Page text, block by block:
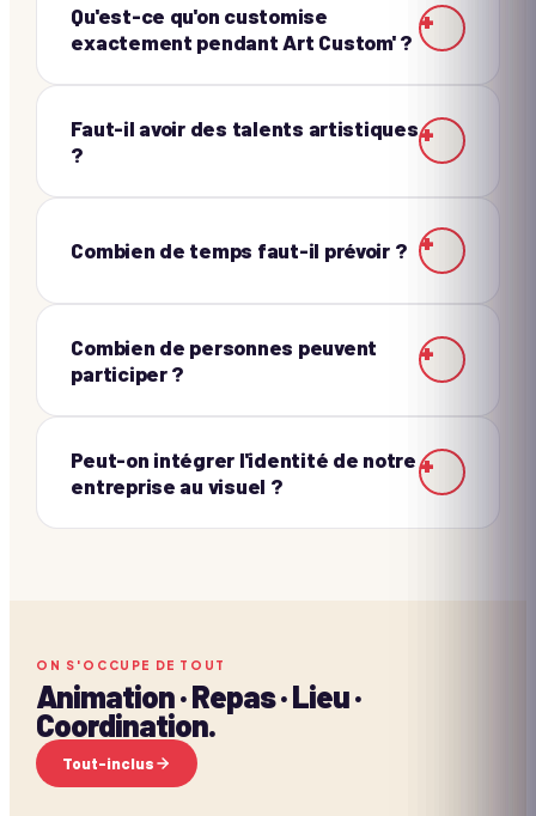
Qu'est-ce qu'on customise
exactement pendant Art Custom' ?
+
Faut-il avoir des talents artistiques
?
+
Combien de temps faut-il prévoir ? +
Combien de personnes peuvent
participer ?
+
Peut-on intégrer l'identité de notre
entreprise au visuel ?
+
ON S'OCCUPE DE TOUT
Animation · Repas · Lieu ·
Coordination.
Tout-inclus